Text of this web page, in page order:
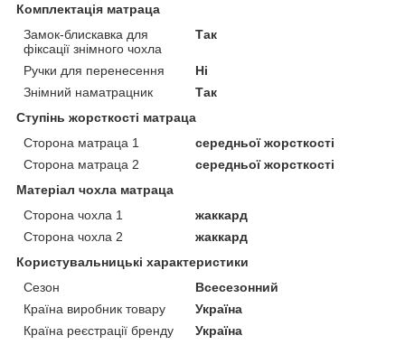
Комплектація матраца
Замок-блискавка для
фіксації знімного чохла
Так
Ручки для перенесення
Ні
Знімний наматрацник
Так
Ступінь жорсткості матраца
Сторона матраца 1
середньої жорсткості
Сторона матраца 2
середньої жорсткості
Матеріал чохла матраца
Сторона чохла 1
жаккард
Сторона чохла 2
жаккард
Користувальницькі характеристики
Сезон
Всесезонний
Країна виробник товару
Україна
Країна реєстрації бренду
Україна